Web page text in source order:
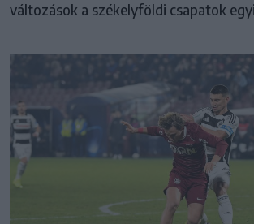
változások a székelyföldi csapatok